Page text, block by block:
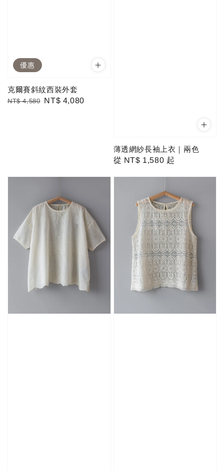
優惠
克爾賽斜紋西裝外套
Regular
NT$ 4,580 Sale
NT$ 4,080
薄透網紗長袖上衣｜兩色
Regular
從 NT$ 1,580 起